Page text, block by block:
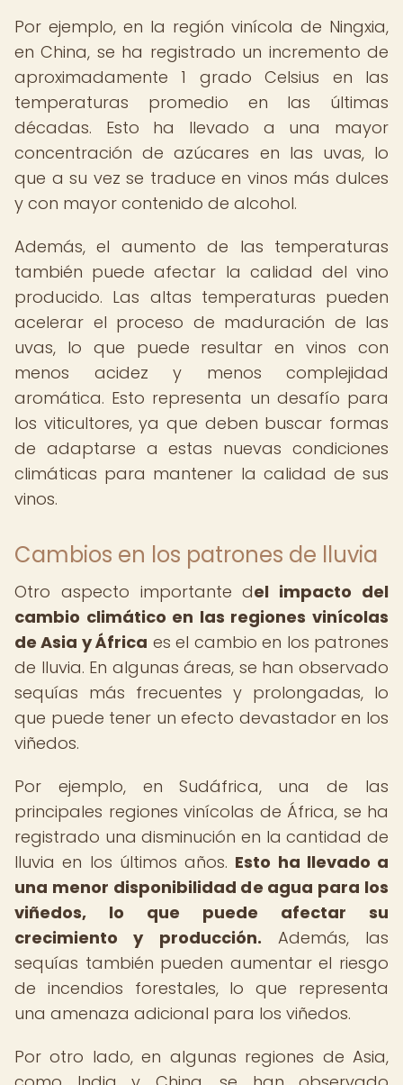
Por ejemplo, en la región vinícola de Ningxia,
en China, se ha registrado un incremento de
aproximadamente 1 grado Celsius en las
temperaturas promedio en las últimas
décadas. Esto ha llevado a una mayor
concentración de azúcares en las uvas, lo
que a su vez se traduce en vinos más dulces
y con mayor contenido de alcohol.
Además, el aumento de las temperaturas
también puede afectar la calidad del vino
producido. Las altas temperaturas pueden
acelerar el proceso de maduración de las
uvas, lo que puede resultar en vinos con
menos acidez y menos complejidad
aromática. Esto representa un desafío para
los viticultores, ya que deben buscar formas
de adaptarse a estas nuevas condiciones
climáticas para mantener la calidad de sus
vinos.
Cambios en los patrones de lluvia
Otro aspecto importante del impacto del
cambio climático en las regiones vinícolas
de Asia y África es el cambio en los patrones
de lluvia. En algunas áreas, se han observado
sequías más frecuentes y prolongadas, lo
que puede tener un efecto devastador en los
viñedos.
Por ejemplo, en Sudáfrica, una de las
principales regiones vinícolas de África, se ha
registrado una disminución en la cantidad de
lluvia en los últimos años. Esto ha llevado a
una menor disponibilidad de agua para los
viñedos, lo que puede afectar su
crecimiento y producción. Además, las
sequías también pueden aumentar el riesgo
de incendios forestales, lo que representa
una amenaza adicional para los viñedos.
Por otro lado, en algunas regiones de Asia,